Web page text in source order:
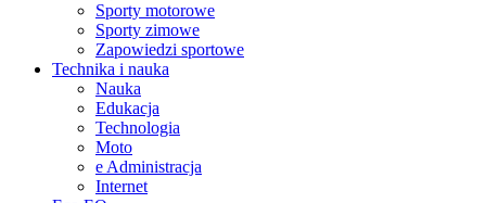
Sporty motorowe
Sporty zimowe
Zapowiedzi sportowe
Technika i nauka
Nauka
Edukacja
Technologia
Moto
e Administracja
Internet